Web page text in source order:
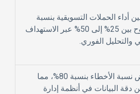
أداء الحملات التسويقية بنسبة
بين 25% إلى 50%
عبر الاستهداف
والتحليل الفوري.
الأخطاء بنسبة 80%
، مما
دقة البيانات في أنظمة إدارة